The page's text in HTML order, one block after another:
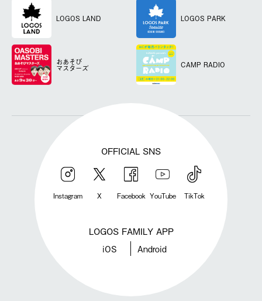
LOGOS LAND LOGOS PARK
おあそび
マスターズ CAMP RADIO
OFFICIAL SNS
Instagram X Facebook YouTube TikTok
LOGOS FAMILY APP
iOS Android